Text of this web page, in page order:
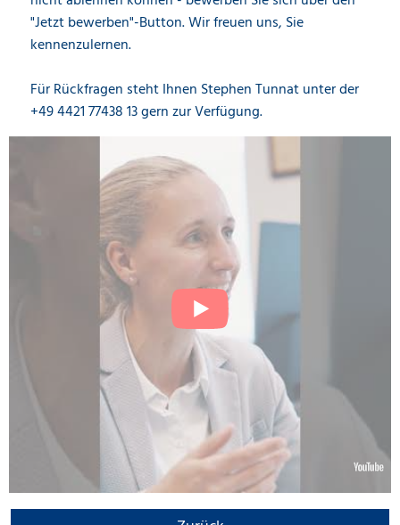
"Jetzt bewerben"-Button. Wir freuen uns, Sie
kennenzulernen.
Für Rückfragen steht Ihnen Stephen Tunnat unter der
+49 4421 77438 13 gern zur Verfügung.